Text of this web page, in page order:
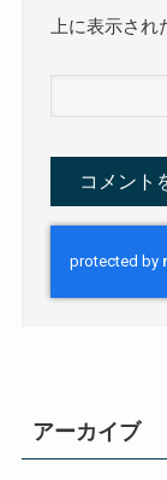
上に表示さ
アーカイブ